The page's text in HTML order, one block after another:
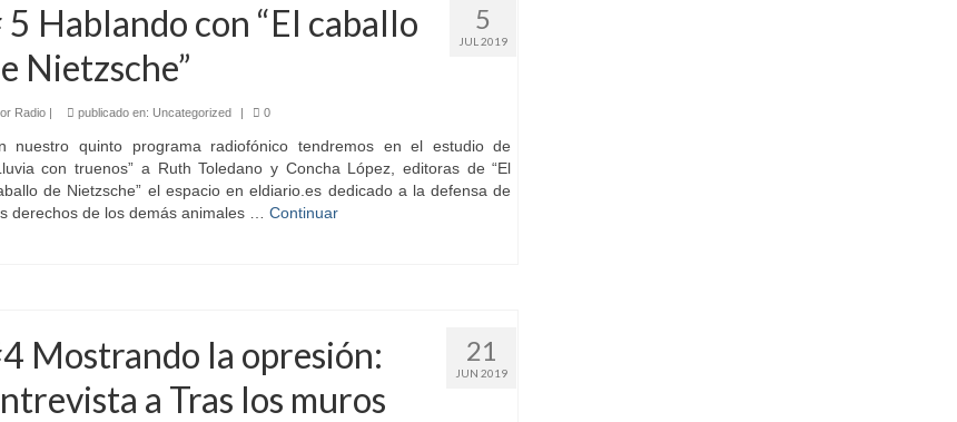
5
JUL 2019
5 Hablando con “El caballo
Nietzsche”
Radio| publicado en: Uncategorized | 0
nuestro quinto programa radiofónico tendremos en el estudio de
con truenos” a Ruth Toledano y Concha López, editoras de “El
de Nietzsche” el espacio en eldiario.es dedicado a la defensa de
derechos de los demás animales … Continuar
21
JUN 2019
Mostrando la opresión:
a Tras los muros